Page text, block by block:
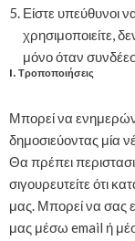
Είστε υπεύθυνοι
χρησιμοποιείτε,
μόνο όταν
I. Τροποποιήσεις
Μπορεί να
δημοσιεύοντας μία
Θα πρέπει
σιγουρευτείτε ότι
μας. Μπορεί να σας
μας μέσω email ή